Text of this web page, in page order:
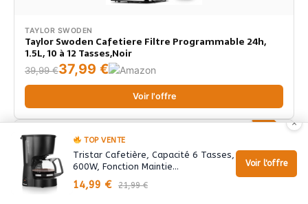
TAYLOR SWODEN
Taylor Swoden Cafetiere Filtre Programmable 24h,
1.5L, 10 à 12 Tasses,Noir
39,99 €37,99 €
Voir l'offre
-10%
×
TOP VENTE
Tristar Cafetière, Capacité 6 Tasses,
600W, Fonction Maintie…
14,99 € 21,99 €
Voir l'offre